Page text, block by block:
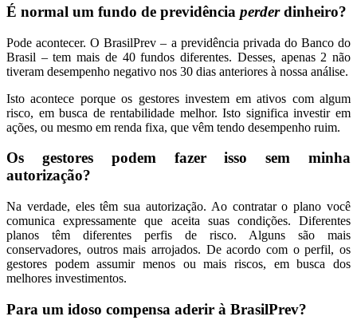
É normal um fundo de previdência perderdinheiro?
Pode acontecer. O BrasilPrev – a previdência privada do Banco do
Brasil – tem mais de 40 fundos diferentes. Desses, apenas 2 não
tiveram desempenho negativo nos 30 dias anteriores à nossa análise.
Isto acontece porque os gestores investem em ativos com algum
risco, em busca de rentabilidade melhor. Isto significa investir em
ações, ou mesmo em renda fixa, que vêm tendo desempenho ruim.
Os gestores podem fazer isso sem minha
autorização?
Na verdade, eles têm sua autorização. Ao contratar o plano você
comunica expressamente que aceita suas condições. Diferentes
planos têm diferentes perfis de risco. Alguns são mais
conservadores, outros mais arrojados. De acordo com o perfil, os
gestores podem assumir menos ou mais riscos, em busca dos
melhores investimentos.
Para um idoso compensa aderir à BrasilPrev?